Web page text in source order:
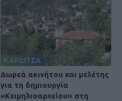
ΚΑΡΔΙΤΣΑ
Δωρεά ακινήτου και μελέτης
για τη δημιουργία
«Κειμηλιοαρχείου» στη